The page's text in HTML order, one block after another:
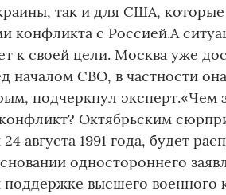
так и для США,
конфликта с Россией.А
к своей цели. Москва уже
началом СВО, в частности
подчеркнул эксперт.«Чем
Октябрьским
августа 1991 года, будет
одностороннего
высшего военного